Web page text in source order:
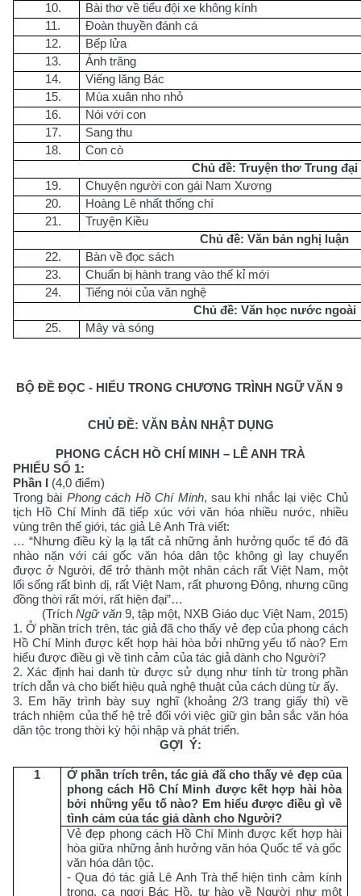
10.
Bài thơ về tiểu đội xe không kính
11.
Đoàn thuyền đánh cá
12.
Bếp lửa
13.
Ánh trăng
14.
Viếng lăng Bác
15.
Mùa xuân nho nhỏ
16.
Nói với con
17.
Sang thu
18.
Con cò
Chủ đề: Truyện thơ Trung đại
19.
Chuyện người con gái Nam Xương
20.
Hoàng Lê nhất thống chí
21.
Truyện Kiều
Chủ đề: Văn bản nghị luận
22.
Bàn về đọc sách
23.
Chuẩn bị hành trang vào thế kỉ mới
24.
Tiếng nói của văn nghệ
Chủ đề: Văn học nước ngoài
25.
Mây và sóng
BỘ ĐỀ ĐỌC - HIỂU TRONG CHƯƠNG TRÌNH NGỮ VĂN 9
CHỦ ĐỀ: VĂN BẢN NHẬT DỤNG
PHONG CÁCH HỒ CHÍ MINH – LÊ ANH TRÀ
PHIẾU SỐ 1:
Phần I (4,0 điểm)
Trong bài Phong cách Hồ Chí Minh, sau khi nhắc lại việc Chủ
tịch Hồ Chí Minh đã tiếp xúc với văn hóa nhiều nước, nhiều
vùng trên thế giới, tác giả Lê Anh Trà viết:
… “Nhưng điều kỳ lạ lạ tất cả những ảnh hưởng quốc tế đó đã
nhào nặn với cái gốc văn hóa dân tộc không gì lay chuyển
được ở Người, để trở thành một nhân cách rất Việt Nam, một
lối sống rất bình dị, rất Việt Nam, rất phương Đông, nhưng cũng
đồng thời rất mới, rất hiện đại”…
(Trích Ngữ văn 9, tập một, NXB Giáo dục Việt Nam, 2015)
1. Ở phần trích trên, tác giả đã cho thấy vẻ đẹp của phong cách
Hồ Chí Minh được kết hợp hài hòa bởi những yếu tố nào? Em
hiểu được điều gì về tình cảm của tác giả dành cho Người?
2. Xác định hai danh từ được sử dụng như tính từ trong phần
trích dẫn và cho biết hiệu quả nghệ thuật của cách dùng từ ấy.
3. Em hãy trình bày suy nghĩ (khoảng 2/3 trang giấy thi) về
trách nhiệm của thế hệ trẻ đối với việc giữ gìn bản sắc văn hóa
dân tộc trong thời kỳ hội nhập và phát triển.
GỢI Ý:
1
Ở phần trích trên, tác giả đã cho thấy vẻ đẹp của
phong cách Hồ Chí Minh được kết hợp hài hòa
bởi những yếu tố nào? Em hiểu được điều gì về
tình cảm của tác giả dành cho Người?
Vẻ đẹp phong cách Hồ Chí Minh được kết hợp hài
hòa giữa những ảnh hưởng văn hóa Quốc tế và gốc
văn hóa dân tộc.
- Qua đó tác giả Lê Anh Trà thể hiện tình cảm kính
trọng, ca ngợi Bác Hồ, tự hào về Người như một